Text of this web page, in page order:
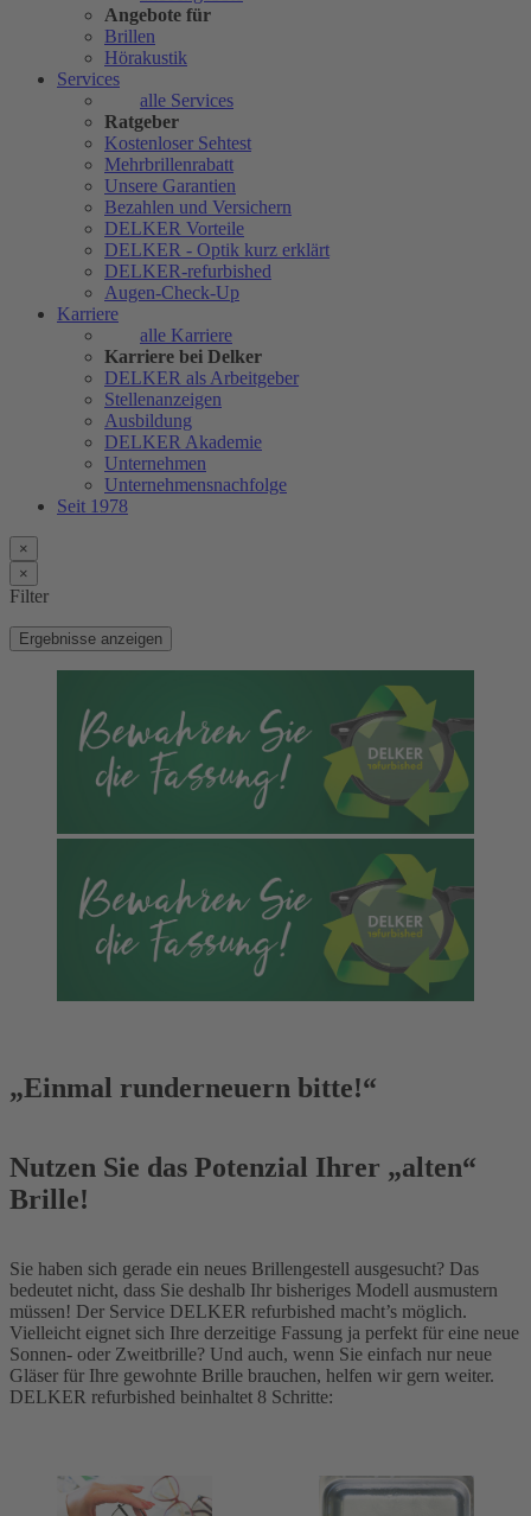
Angebote für
Brillen
Hörakustik
Services
alle Services
Ratgeber
Kostenloser Sehtest
Mehrbrillenrabatt
Unsere Garantien
Bezahlen und Versichern
DELKER Vorteile
DELKER - Optik kurz erklärt
DELKER-refurbished
Augen-Check-Up
Karriere
alle Karriere
Karriere bei Delker
DELKER als Arbeitgeber
Stellenanzeigen
Ausbildung
DELKER Akademie
Unternehmen
Unternehmensnachfolge
Seit 1978
×
×
Filter
Ergebnisse anzeigen
„Einmal runderneuern bitte!“
Nutzen Sie das Potenzial Ihrer „alten“
Brille!
Sie haben sich gerade ein neues Brillengestell ausgesucht? Das
bedeutet nicht, dass Sie deshalb Ihr bisheriges Modell ausmustern
müssen! Der Service DELKER refurbished macht’s möglich.
Vielleicht eignet sich Ihre derzeitige Fassung ja perfekt für eine neue
Sonnen- oder Zweitbrille? Und auch, wenn Sie einfach nur neue
Gläser für Ihre gewohnte Brille brauchen, helfen wir gern weiter.
DELKER refurbished beinhaltet 8 Schritte: